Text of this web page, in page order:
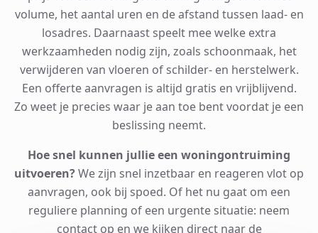
volume, het aantal uren en de afstand tussen laad- en
losadres. Daarnaast speelt mee welke extra
werkzaamheden nodig zijn, zoals schoonmaak, het
verwijderen van vloeren of schilder- en herstelwerk.
Een offerte aanvragen is altijd gratis en vrijblijvend.
Zo weet je precies waar je aan toe bent voordat je een
beslissing neemt.
Hoe snel kunnen jullie een woningontruiming
uitvoeren?We zijn snel inzetbaar en reageren vlot op
aanvragen, ook bij spoed. Of het nu gaat om een
reguliere planning of een urgente situatie: neem
contact op en we kijken direct naar de